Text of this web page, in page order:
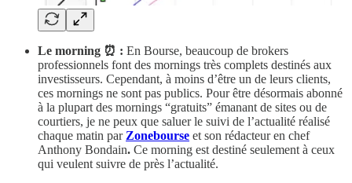
Le morning ⏰ : En Bourse, beaucoup de brokers
professionnels font des mornings très complets destinés aux
investisseurs. Cependant, à moins d’être un de leurs clients,
ces mornings ne sont pas publics. Pour être désormais abonné
à la plupart des mornings “gratuits” émanant de sites ou de
courtiers, je ne peux que saluer le suivi de l’actualité réalisé
chaque matin par Zonebourse et son rédacteur en chef
Anthony Bondain. Ce morning est destiné seulement à ceux
qui veulent suivre de près l’actualité.